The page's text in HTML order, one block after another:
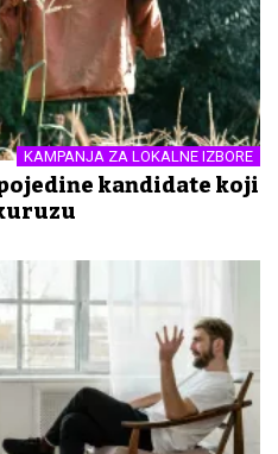
KAMPANJA ZA LOKALNE IZBORE
kandidate koji